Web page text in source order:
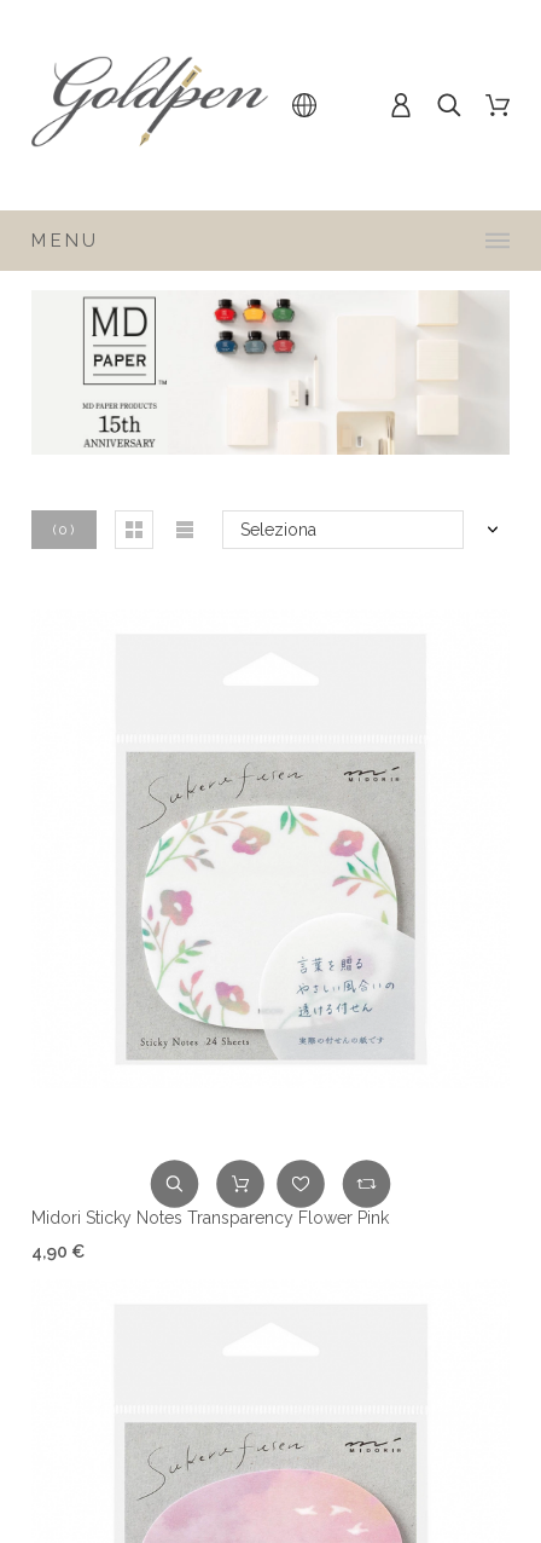
MENU
( 0 ) Seleziona
Midori Sticky Notes Transparency Flower Pink
4,90 €